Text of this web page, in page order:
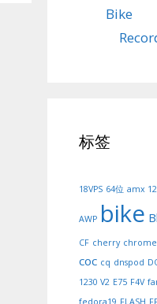
Bike
标签
18VPS 64位 amx
AWP bike
CF cherry chrome
coc cq dnspod
1230 V2 E75 F4V
fedora19 FLASH